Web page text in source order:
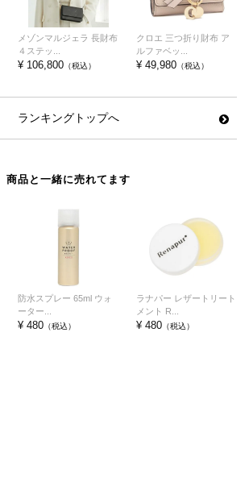
メゾンマルジェラ 長財布
４ステッ...
¥ 106,800 （税込）
クロエ 三つ折り財布 ア
ルファベッ...
¥ 49,980（税込）
ランキングトップへ
商品と一緒に売れてます
防水スプレー 65ml ウォ
ーター...
¥ 480 （税込）
ラナパー レザートリート
メント R...
¥ 480（税込）